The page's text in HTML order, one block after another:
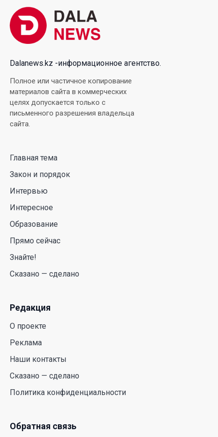
Интервью
Интересное
Образование
Прямо сейчас
Знайте!
Сказано — сделано
Редакция
Наши контакты
Сказано — сделано
Политика конфиденциальности
Обратная связь
офис 125.
+7 (701) 959-07-09
+7 (707) 878-85-89
Copyright © 2026 dalanews.kz.